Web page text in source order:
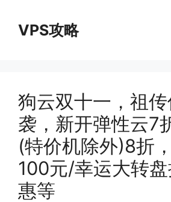
VPS攻略
狗云双十一，祖
袭，新开弹性云7
(特价机除外)8折
100元/幸运大转
惠等